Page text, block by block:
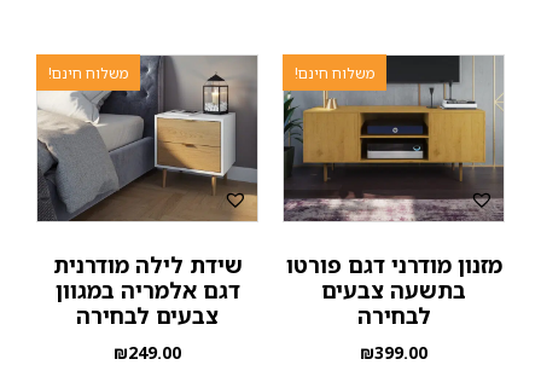
משלוח חינם!
מזנון מודרני דגם פורטו
בתשעה צבעים
לבחירה
₪399.00
משלוח חינם!
שידת לילה מודרנית
דגם אלמריה במגוון
צבעים לבחירה
₪249.00